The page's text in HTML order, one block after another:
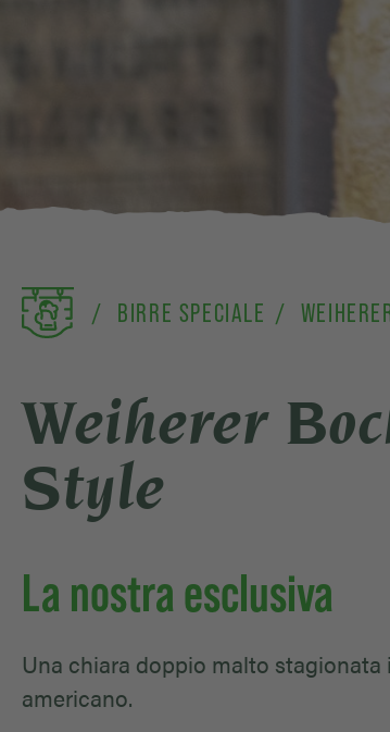
BIRRE SPECIALE
Weiherer
Style
La nostra esclusiva
Una chiara doppio malto
americano.